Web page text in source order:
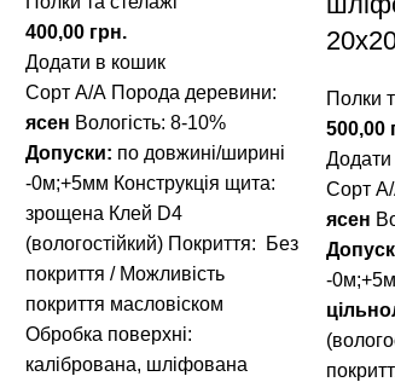
400,00 грн.
Додати в кошик
Сорт А/А Порода деревини:
ясен Вологість: 8-10%
Допуски: по довжині/ширині
-0м;+5мм Конструкція щита:
зрощена Клей D4
(вологостійкий) Покриття: Без
покриття / Можливість
покриття масловіском
Обробка поверхні:
калібрована, шліфована
Полки
500,00
Сорт
ясен
-